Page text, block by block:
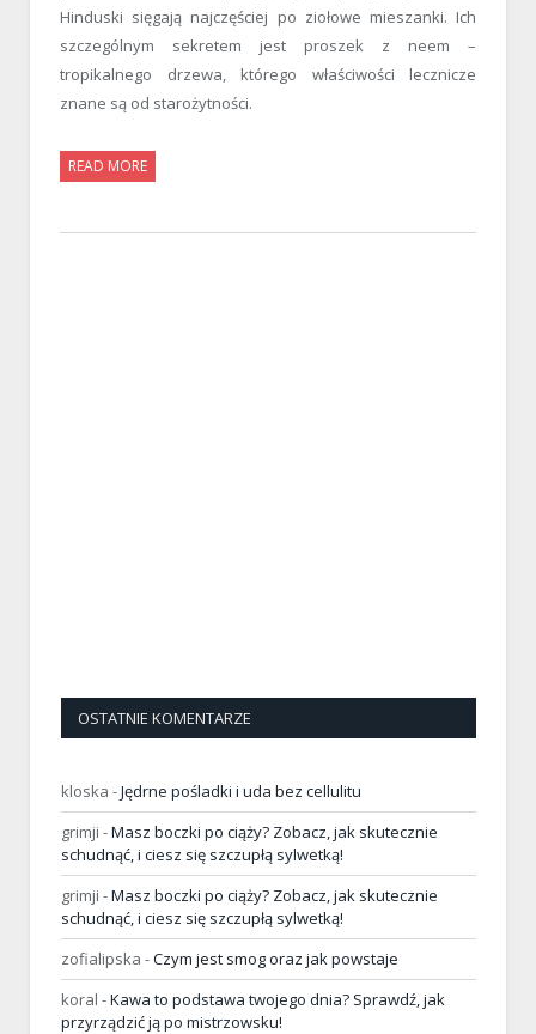
Hinduski sięgają najczęściej po ziołowe mieszanki. Ich
szczególnym sekretem jest proszek z neem –
tropikalnego drzewa, którego właściwości lecznicze
znane są od starożytności.
READ MORE
OSTATNIE KOMENTARZE
kloska -Jędrne pośladki i uda bez cellulitu
grimji -Masz boczki po ciąży? Zobacz, jak skutecznie
schudnąć, i ciesz się szczupłą sylwetką!
grimji -Masz boczki po ciąży? Zobacz, jak skutecznie
schudnąć, i ciesz się szczupłą sylwetką!
zofialipska -Czym jest smog oraz jak powstaje
koral -Kawa to podstawa twojego dnia? Sprawdź, jak
przyrządzić ją po mistrzowsku!